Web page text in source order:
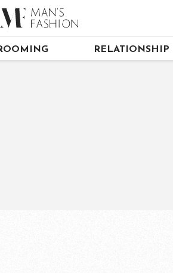
RELATIONSHIP